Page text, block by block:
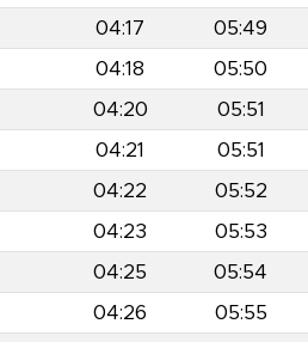
04:17 05:49
04:18 05:50
04:20 05:51
04:21 05:51
04:22 05:52
04:23 05:53
04:25 05:54
04:26 05:55